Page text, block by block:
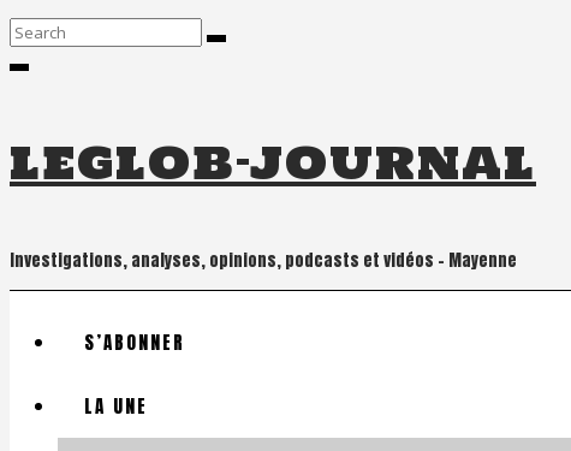
Search
leglob-journal
Investigations, analyses, opinions, podcasts et vidéos – Mayenne
S’ABONNER
LA UNE